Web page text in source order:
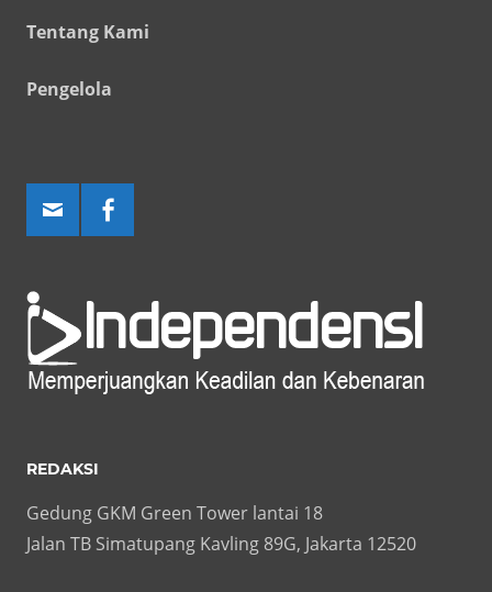
Tentang Kami
Pengelola
REDAKSI
Gedung GKM Green Tower lantai 18
Jalan TB Simatupang Kavling 89G, Jakarta 12520